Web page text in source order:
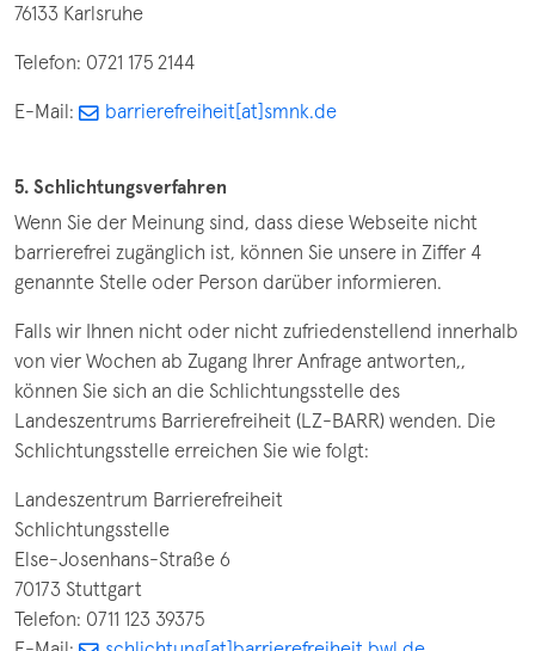
76133 Karlsruhe
Telefon: 0721 175 2144
E-Mail:
barrierefreiheit[at]smnk.de
5. Schlichtungsverfahren
Wenn Sie der Meinung sind, dass diese Webseite nicht
barrierefrei zugänglich ist, können Sie unsere in Ziffer 4
genannte Stelle oder Person darüber informieren.
Falls wir Ihnen nicht oder nicht zufriedenstellend innerhalb
von vier Wochen ab Zugang Ihrer Anfrage antworten,,
können Sie sich an die Schlichtungsstelle des
Landeszentrums Barrierefreiheit (LZ-BARR) wenden. Die
Schlichtungsstelle erreichen Sie wie folgt:
Landeszentrum Barrierefreiheit
Schlichtungsstelle
Else-Josenhans-Straße 6
70173 Stuttgart
Telefon: 0711 123 39375